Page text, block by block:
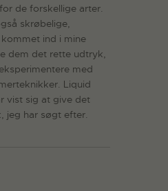
de forskellige arter.
skrøbelige,
ind i mine
dem det rette udtryk,
med
Liquid
vist sig at give det
jeg har søgt efter.